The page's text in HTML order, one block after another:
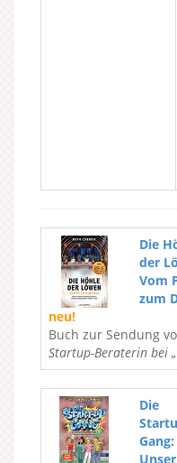
Die
der
Vom
zum
neu!
Buch zur Sendung
Startup-Beraterin bei
Die
Gang:
Unser